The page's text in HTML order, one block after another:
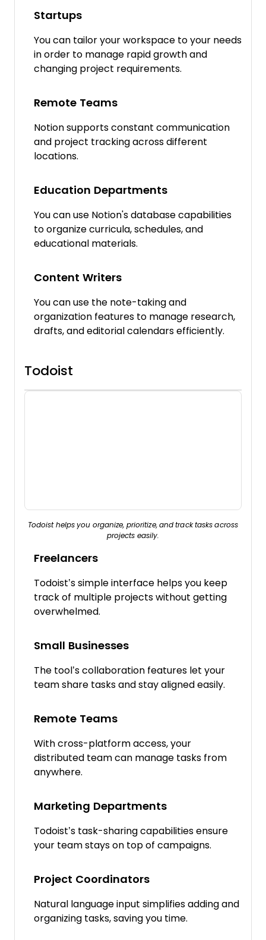
Startups
You can tailor your workspace to your needs
in order to manage rapid growth and
changing project requirements.
Remote Teams
Notion supports constant communication
and project tracking across different
locations.
Education Departments
You can use Notion's database capabilities
to organize curricula, schedules, and
educational materials.
Content Writers
You can use the note-taking and
organization features to manage research,
drafts, and editorial calendars efficiently.
Todoist
Todoist helps you organize, prioritize, and track tasks across
projects easily.
Freelancers
Todoist’s simple interface helps you keep
track of multiple projects without getting
overwhelmed.
Small Businesses
The tool’s collaboration features let your
team share tasks and stay aligned easily.
Remote Teams
With cross-platform access, your
distributed team can manage tasks from
anywhere.
Marketing Departments
Todoist’s task-sharing capabilities ensure
your team stays on top of campaigns.
Project Coordinators
Natural language input simplifies adding and
organizing tasks, saving you time.